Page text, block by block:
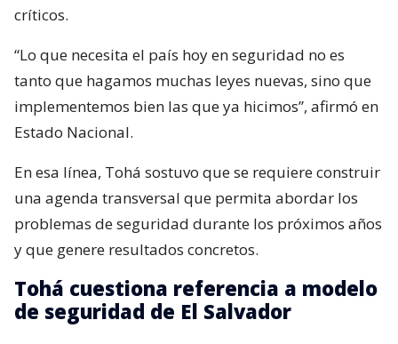
críticos.
“Lo que necesita el país hoy en seguridad no es
tanto que hagamos muchas leyes nuevas, sino que
implementemos bien las que ya hicimos”, afirmó en
Estado Nacional.
En esa línea, Tohá sostuvo que se requiere construir
una agenda transversal que permita abordar los
problemas de seguridad durante los próximos años
y que genere resultados concretos.
Tohá cuestiona referencia a modelo
de seguridad de El Salvador